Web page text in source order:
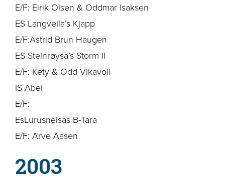
E/F: Eirik Olsen & Oddmar Isaksen
ES Langvella’s Kjapp
E/F:Astrid Brun Haugen
ES Steinrøysa’s Storm II
E/F: Kety & Odd Vikavoll
IS Abel
E/F:
EsLurusneisas B-Tara
E/F: Arve Aasen
2003